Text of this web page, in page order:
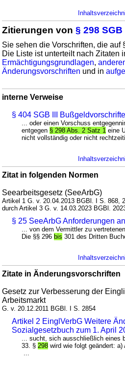
Zitierungen von§ 298 SGB
Sie sehen die Vorschriften, die auf
Die Liste ist unterteilt nach Zitaten
Ermächtigungsgrundlagen,
Änderungsvorschriften und in
interne Verweise
§ 404 SGB III
... oder einen Vorschuss
entgegen § 298 Abs. 2 Satz 1 eine
nicht vollständig oder nicht
Zitat in folgenden Normen
Seearbeitsgesetz (SeeArbG)
Artikel 1 G. v. 20.04.2013 BGBl. I S. 868,
durch Artikel 3 G. v. 14.03.2023 BGBl.
§ 25 SeeArbG Anforderungen
... von dem Vermittler zu
Die §§ 296 bis 301 des Dritten
Zitate in Änderungsvorschriften
Gesetz zur Verbesserung der
Arbeitsmarkt
G. v. 20.12.2011 BGBl. I S. 2854
Artikel 2 EinglVerbG Weitere
Sozialgesetzbuch zum 1. April
... sucht, sich ausschließlich eines
33. §298 wird wie folgt geändert:
...